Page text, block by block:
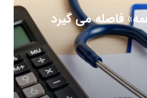
فاصله می گیرد